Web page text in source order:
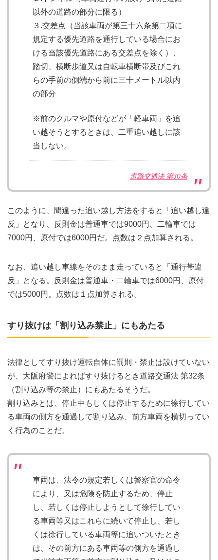
以外の道路の部分に限る）
３.交差点（当該車両が第三十六条第二項に
規定する優先道路を通行している場合にお
ける当該優先道路にある交差点を除く）、
踏切、横断歩道又は自転車横断帯及びこれ
らの手前の側端から前に三十メートル以内
の部分
※前のクルマや原付などが「軽車両」を追
い越そうとするときは、二重追い越しに該
当しない。
道路交通法 第30条
このように、間違った追い越し方法をすると「追い越し違
反」となり、反則金は普通車では9000円、二輪車では
7000円、原付では6000円だ。点数は２点加算される。
なお、追い越し車線をそのまま走っていると「通行帯違
反」となる。反則金は普通車・二輪車では6000円、原付
では5000円。点数は１点加算される。
すり抜けは「割り込み禁止」にもあたる
法律としてすり抜け運転自体に罰則・禁止は設けていない
が、大阪府警によればすり抜けるとき道路交通法 第32条
（割り込み等の禁止）にもあたるそうだ。
割り込みとは、停止中もしくは停止するために徐行してい
る車両の側方を通過して割り込み、前方車両を横切ってい
く行為のことだ。
車両は、法令の規定若しくは警察官の命令
により、又は危険を防止するため、停止
し、若しくは停止しようとして徐行してい
る車両等又はこれらに続いて停止し、若し
くは徐行している車両等に追いついたとき
は、その前方にある車両等の側方を通過し